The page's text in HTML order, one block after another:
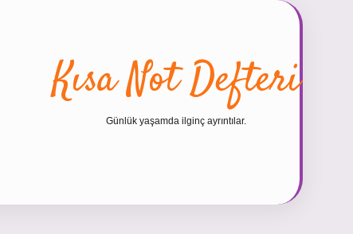
Kısa Not Defteri
Günlük yaşamda ilginç ayrıntılar.